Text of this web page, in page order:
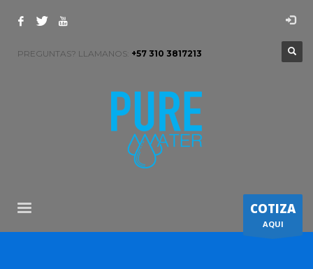
PREGUNTAS? LLAMANOS: +57 310 3817213
COTIZA
AQUI